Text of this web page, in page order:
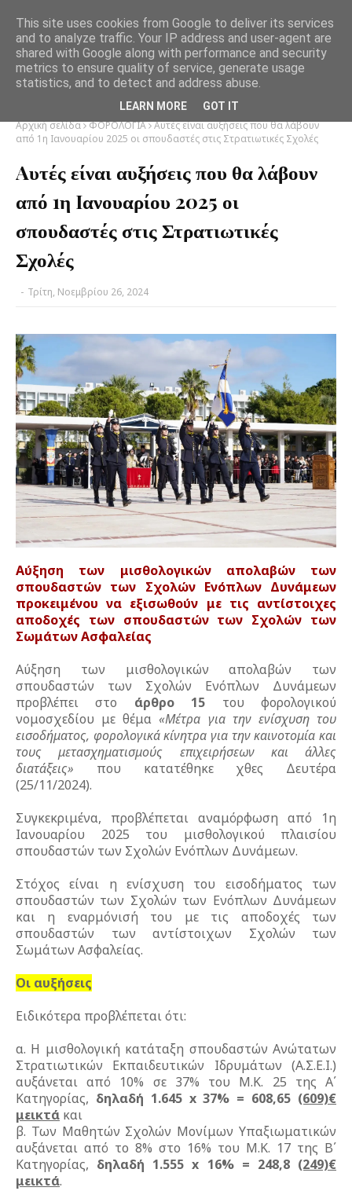
Αρχική σελίδα ΦΟΡΟΛΟΓΙΑ Aυτές είναι αυξήσεις που θα λάβουν
από 1η Iανουαρίου 2025 οι σπουδαστές στις Στρατιωτικές Σχολές
Aυτές είναι αυξήσεις που θα λάβουν
από 1η Iανουαρίου 2025 οι
σπουδαστές στις Στρατιωτικές
Σχολές
- Τρίτη, Νοεμβρίου 26, 2024
Αύξηση των μισθολογικών απολαβών των
σπουδαστών των Σχολών Ενόπλων Δυνάμεων
προκειμένου να εξισωθούν με τις αντίστοιχες
αποδοχές των σπουδαστών των Σχολών των
Σωμάτων Ασφαλείας
Αύξηση των μισθολογικών απολαβών των
σπουδαστών των Σχολών Ενόπλων Δυνάμεων
προβλέπει στο άρθρο 15 του φορολογικού
νομοσχεδίου με θέμα«Μέτρα για την ενίσχυση του
εισοδήματος, φορολογικά κίνητρα για την καινοτομία και
τους μετασχηματισμούς επιχειρήσεων και άλλες
διατάξεις» που κατατέθηκε χθες Δευτέρα
(25/11/2024).
Συγκεκριμένα, προβλέπεται αναμόρφωση από 1η
Ιανουαρίου 2025 του μισθολογικού πλαισίου
σπουδαστών των Σχολών Ενόπλων Δυνάμεων.
Στόχος είναι η ενίσχυση του εισοδήματος των
σπουδαστών των Σχολών των Ενόπλων Δυνάμεων
και η εναρμόνισή του με τις αποδοχές των
σπουδαστών των αντίστοιχων Σχολών των
Σωμάτων Ασφαλείας.
Οι αυξήσεις
Ειδικότερα προβλέπεται ότι:
α. Η μισθολογική κατάταξη σπουδαστών Ανώτατων
Στρατιωτικών Εκπαιδευτικών Ιδρυμάτων (Α.Σ.Ε.Ι.)
αυξάνεται από 10% σε 37% του Μ.Κ. 25 της Α΄
Κατηγορίας, δηλαδή 1.645 x 37% = 608,65 (609)€
μεικτά και
β. Των Μαθητών Σχολών Μονίμων Υπαξιωματικών
αυξάνεται από το 8% στο 16% του Μ.Κ. 17 της Β΄
Κατηγορίας, δηλαδή 1.555 x 16% = 248,8 (249)€
μεικτά.
This site uses cookies from Google to deliver its services
and to analyze traffic. Your IP address and user-agent are
shared with Google along with performance and security
metrics to ensure quality of service, generate usage
statistics, and to detect and address abuse.
LEARN MORE GOT IT